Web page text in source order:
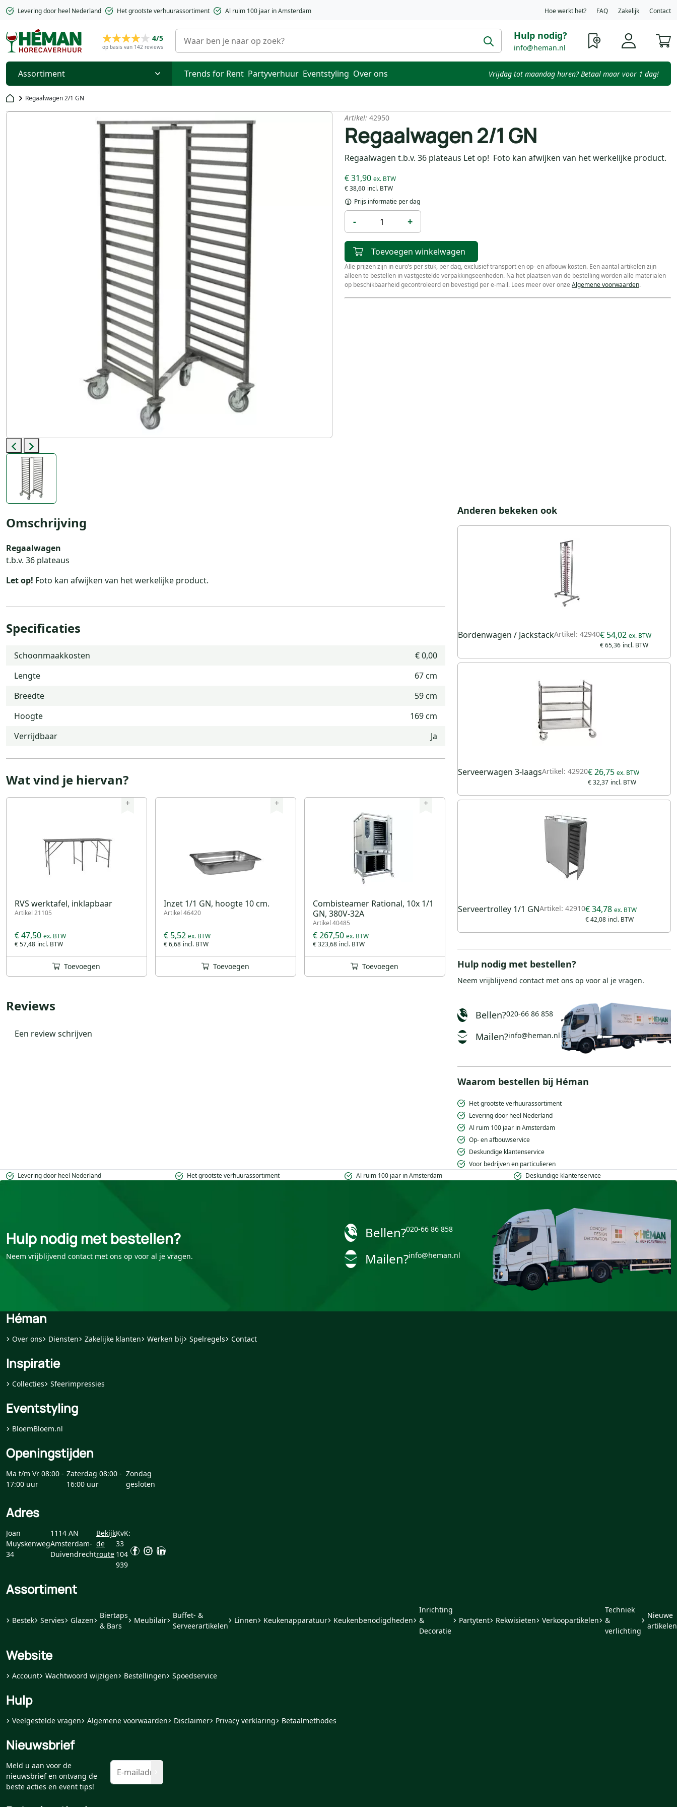
Levering door heel Nederland Het grootste verhuurassortiment Al ruim 100 jaar in Amsterdam Hoe werkt het? FAQ Zakelijk Contact
4/5
op basis van 142 reviews
Hulp nodig?
info@heman.nl
Assortiment Trends for Rent Partyverhuur Eventstyling Over ons Vrijdag tot maandag huren? Betaal maar voor 1 dag!
Regaalwagen 2/1 GN
Previous
Next
Artikel: 42950
Regaalwagen 2/1 GN
Regaalwagen t.b.v. 36 plateaus Let op! Foto kan afwijken van het werkelijke product.
€ 38,60
€ 31,90
Prijs informatie per dag
- +
Toevoegen winkelwagen
Alle prijzen zijn in euro’s per stuk, per dag, exclusief transport en op- en afbouw kosten. Een aantal artikelen zijn
alleen te bestellen in vastgestelde verpakkingseenheden. Na het plaatsen van de bestelling worden alle materialen
op beschikbaarheid gecontroleerd en bevestigd per e-mail. Lees meer over onze Algemene voorwaarden.
Omschrijving
Regaalwagen
t.b.v. 36 plateaus
Let op! Foto kan afwijken van het werkelijke product.
Specificaties
Schoonmaakkosten
€ 0,00
Lengte
67 cm
Breedte
59 cm
Hoogte
169 cm
Verrijdbaar
Ja
Wat vind je hiervan?
+
RVS werktafel, inklapbaar
Artikel 21105
€ 57,48
€ 47,50
Toevoegen
+
Inzet 1/1 GN, hoogte 10 cm.
Artikel 46420
€ 6,68
€ 5,52
Toevoegen
+
Combisteamer Rational, 10x 1/1
GN, 380V-32A
Artikel 40485
€ 323,68
€ 267,50
Toevoegen
Reviews
Een review schrijven
Anderen bekeken ook
Bordenwagen / JackstackArtikel: 42940
€ 65,36
€ 54,02
Serveerwagen 3-laagsArtikel: 42920
€ 32,37
€ 26,75
Serveertrolley 1/1 GNArtikel: 42910
€ 42,08
€ 34,78
Hulp nodig met bestellen?
Neem vrijblijvend contact met ons op voor al je vragen.
Bellen?020-66 86 858
Mailen?info@heman.nl
Waarom bestellen bij Héman
Het grootste verhuurassortiment
Levering door heel Nederland
Al ruim 100 jaar in Amsterdam
Op- en afbouwservice
Deskundige klantenservice
Voor bedrijven en particulieren
Levering door heel Nederland
Het grootste verhuurassortiment Al ruim 100 jaar in Amsterdam Deskundige klantenservice
Hulp nodig met bestellen?
Neem vrijblijvend contact met ons op voor al je vragen.
Bellen?020-66 86 858
Mailen?info@heman.nl
Héman
Over ons Diensten Zakelijke klanten Werken bij Spelregels Contact
Inspiratie
Collecties Sfeerimpressies
Eventstyling
BloemBloem.nl
Openingstijden
Ma t/m Vr 08:00 -
17:00 uur
Zaterdag 08:00 -
16:00 uur
Zondag
gesloten
Adres
Joan
Muyskenweg
34
1114 AN
Amsterdam-
Duivendrecht
Bekijk
de
route
KvK:
33
104
939
Assortiment
Bestek Servies Glazen
Biertaps
& Bars
Meubilair
Buffet- &
Serveerartikelen
Linnen Keukenapparatuur Keukenbenodigdheden
Inrichting
&
Decoratie
Partytent Rekwisieten Verkoopartikelen
Techniek
&
verlichting
Nieuwe
artikelen
Website
Account Wachtwoord wijzigen Bestellingen Spoedservice
Hulp
Veelgestelde vragen Algemene voorwaarden Disclaimer Privacy verklaring Betaalmethodes
Nieuwsbrief
Meld u aan voor de
nieuwsbrief en ontvang de
beste acties en event tips!